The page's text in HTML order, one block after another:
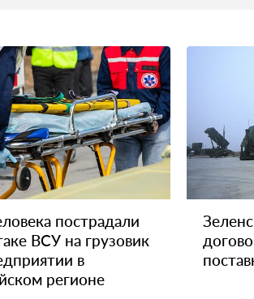
пострадали
ВСУ на грузовик
в
регионе